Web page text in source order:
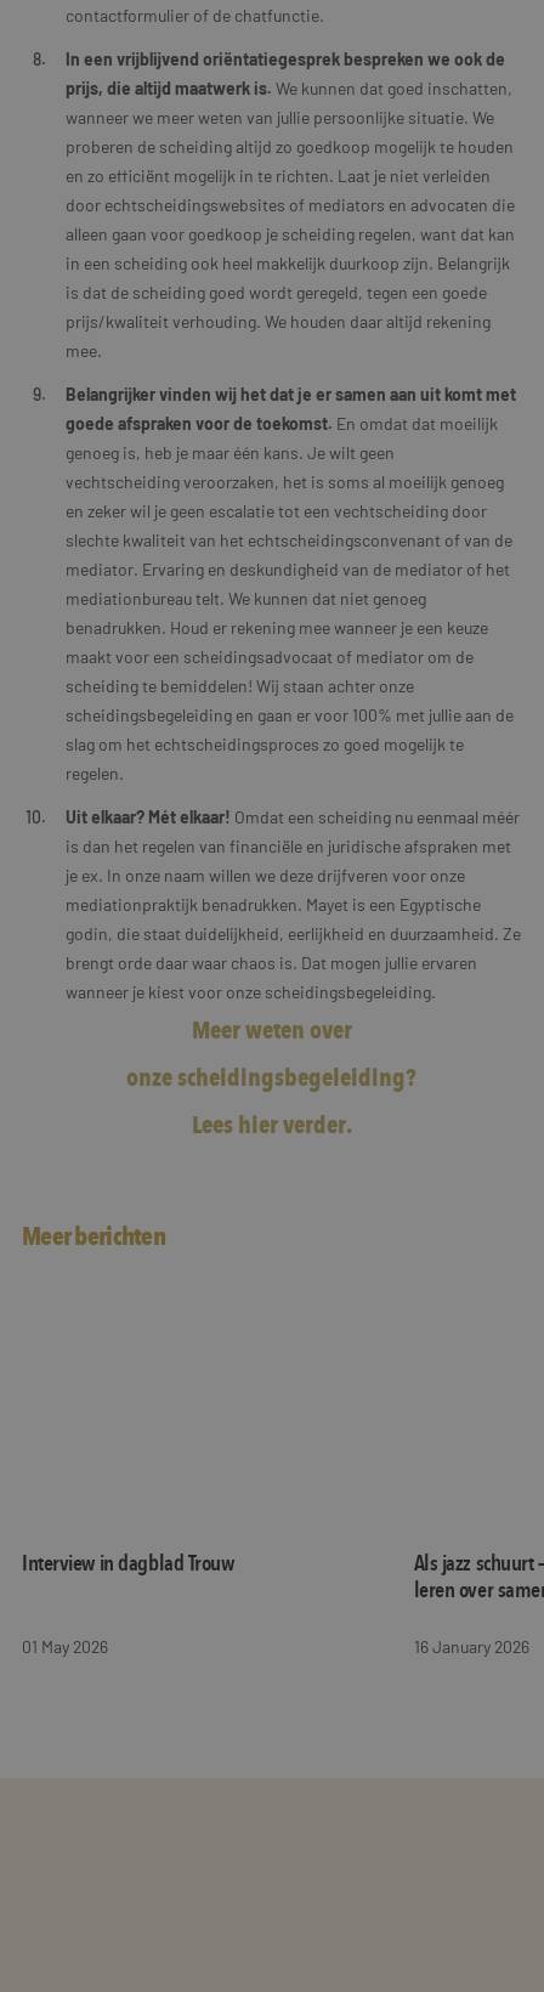
contactformulier of de chatfunctie.
In een vrijblijvend oriëntatiegesprek bespreken we ook de
prijs, die altijd maatwerk is. We kunnen dat goed inschatten,
wanneer we meer weten van jullie persoonlijke situatie. We
proberen de scheiding altijd zo goedkoop mogelijk te houden
en zo efficiënt mogelijk in te richten. Laat je niet verleiden
door echtscheidingswebsites of mediators en advocaten die
alleen gaan voor goedkoop je scheiding regelen, want dat kan
in een scheiding ook heel makkelijk duurkoop zijn. Belangrijk
is dat de scheiding goed wordt geregeld, tegen een goede
prijs/kwaliteit verhouding. We houden daar altijd rekening
mee.
Belangrijker vinden wij het dat je er samen aan uit komt met
goede afspraken voor de toekomst. En omdat dat moeilijk
genoeg is, heb je maar één kans. Je wilt geen
vechtscheiding veroorzaken, het is soms al moeilijk genoeg
en zeker wil je geen escalatie tot een vechtscheiding door
slechte kwaliteit van het echtscheidingsconvenant of van de
mediator. Ervaring en deskundigheid van de mediator of het
mediationbureau telt. We kunnen dat niet genoeg
benadrukken. Houd er rekening mee wanneer je een keuze
maakt voor een scheidingsadvocaat of mediator om de
scheiding te bemiddelen! Wij staan achter onze
scheidingsbegeleiding en gaan er voor 100% met jullie aan de
slag om het echtscheidingsproces zo goed mogelijk te
regelen.
Uit elkaar? Mét elkaar! Omdat een scheiding nu eenmaal méér
is dan het regelen van financiële en juridische afspraken met
je ex. In onze naam willen we deze drijfveren voor onze
mediationpraktijk benadrukken. Mayet is een Egyptische
godin, die staat duidelijkheid, eerlijkheid en duurzaamheid. Ze
brengt orde daar waar chaos is. Dat mogen jullie ervaren
wanneer je kiest voor onze scheidingsbegeleiding.
Meer weten over
onze scheidingsbegeleiding?
Lees hier verder.
Meer berichten
Interview in dagblad Trouw
01 May 2026
Als jazz schuurt
leren over
16 January 2026